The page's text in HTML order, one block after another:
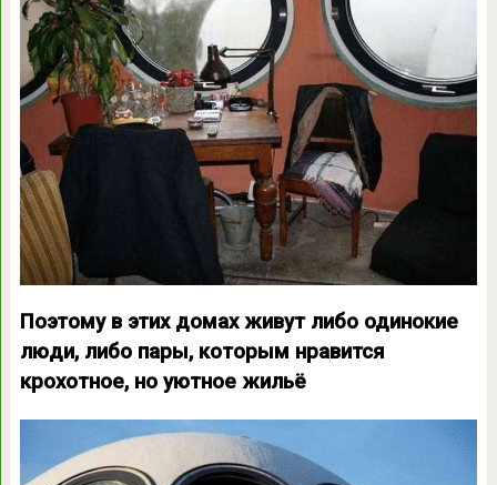
Поэтому в этих домах живут либо одинокие
люди, либо пары, которым нравится
крохотное, но уютное жильё